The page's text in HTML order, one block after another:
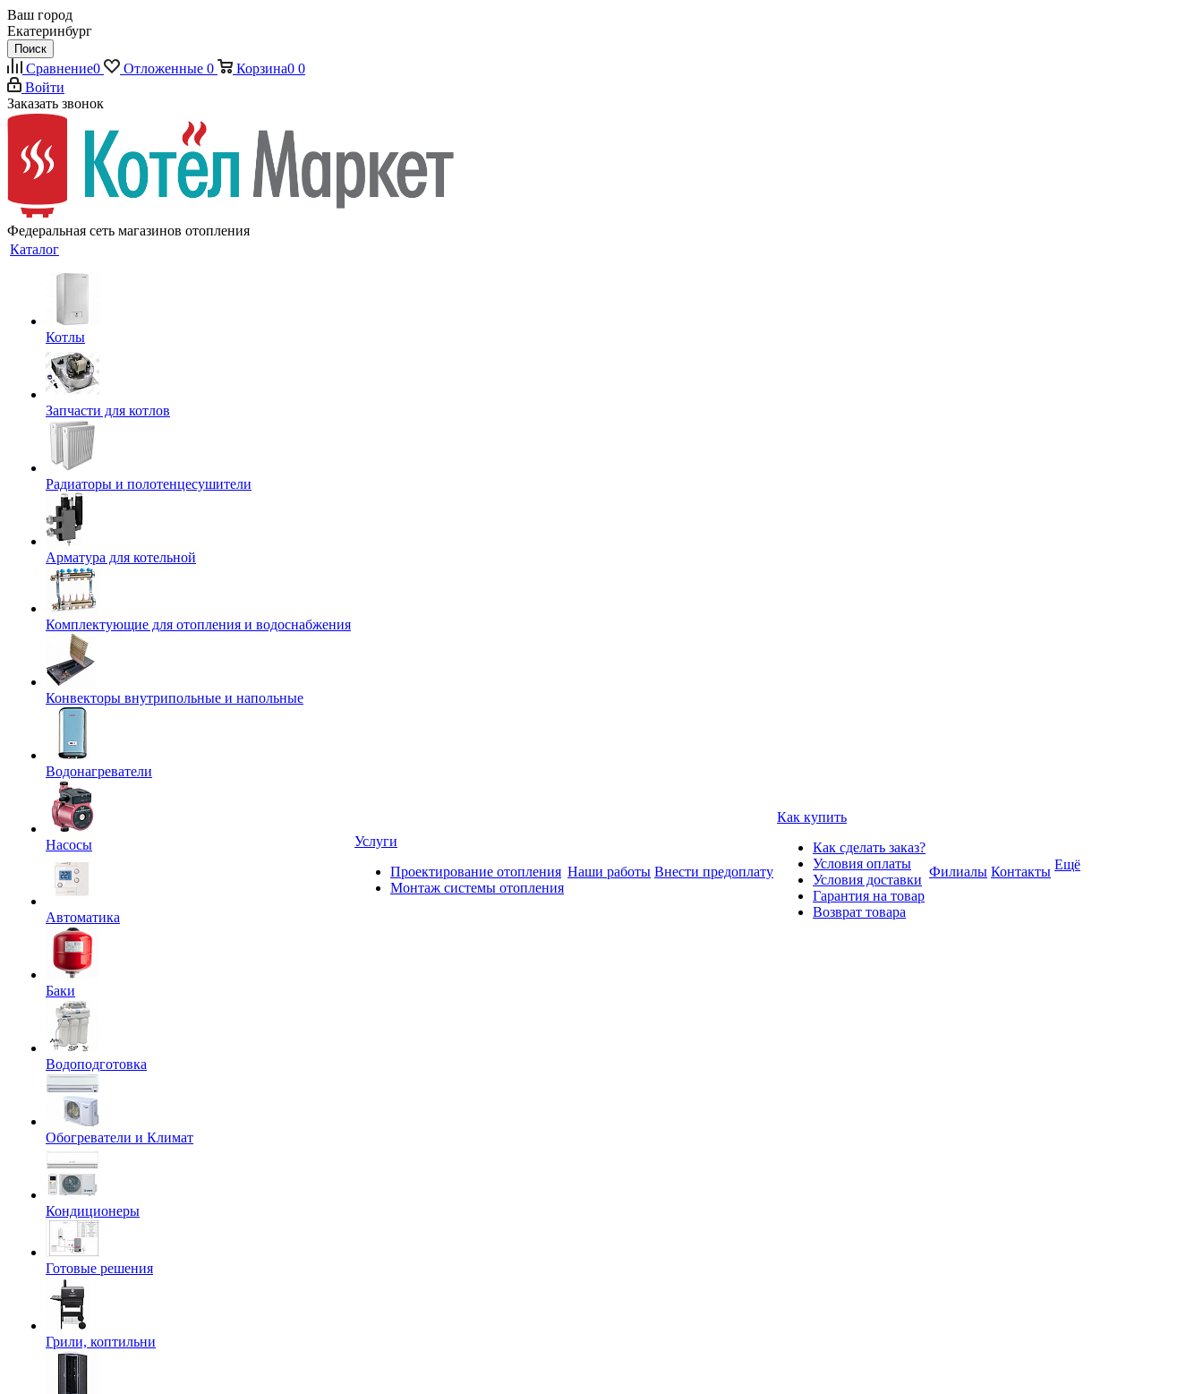
Ваш город
Екатеринбург
Поиск
Сравнение0 Отложенные 0 Корзина0 0
Войти
Заказать звонок
Федеральная сеть магазинов отопления
Каталог
Котлы
Запчасти для котлов
Радиаторы и полотенцесушители
Арматура для котельной
Комплектующие для отопления и водоснабжения
Конвекторы внутрипольные и напольные
Водонагреватели
Насосы
Автоматика
Баки
Водоподготовка
Обогреватели и Климат
Кондиционеры
Готовые решения
Грили, коптильни
Услуги
Проектирование отопления
Монтаж системы отопления
Наши работы Внести предоплату
Как купить
Как сделать заказ?
Условия оплаты
Условия доставки
Гарантия на товар
Возврат товара
Филиалы Контакты Ещё